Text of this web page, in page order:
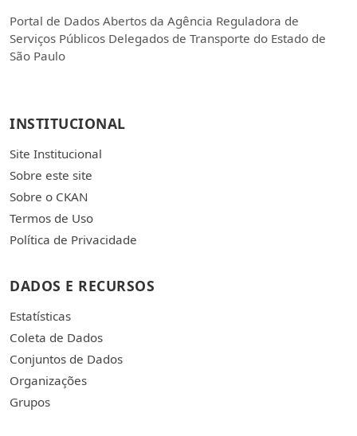
Portal de Dados Abertos da Agência Reguladora de
Serviços Públicos Delegados de Transporte do Estado de
São Paulo
INSTITUCIONAL
Site Institucional
Sobre este site
Sobre o CKAN
Termos de Uso
Política de Privacidade
DADOS E RECURSOS
Estatísticas
Coleta de Dados
Conjuntos de Dados
Organizações
Grupos